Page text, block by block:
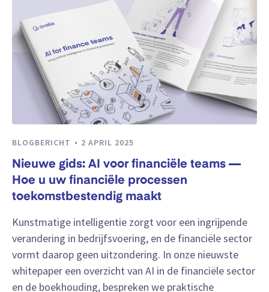
BLOGBERICHT 2 APRIL 2025
Nieuwe gids: AI voor financiële teams —
Hoe u uw financiële processen
toekomstbestendig maakt
Kunstmatige intelligentie zorgt voor een ingrijpende
verandering in bedrijfsvoering, en de financiële sector
vormt daarop geen uitzondering. In onze nieuwste
whitepaper een overzicht van AI in de financiële sector
en de boekhouding, bespreken we praktische